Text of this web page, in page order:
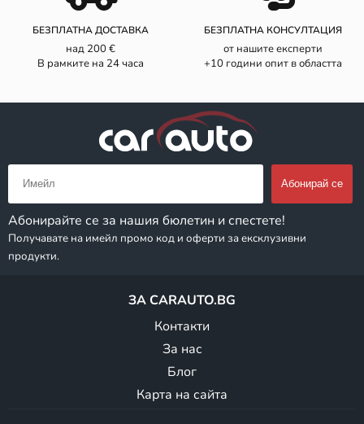
БЕЗПЛАТНА ДОСТАВКА
над 200 €
В рамките на 24 часа
БЕЗПЛАТНА КОНСУЛТАЦИЯ
от нашите експерти
+10 години опит в областта
Абонирайте се за нашия бюлетин и спестете!
Получавате на имейл промо код и оферти за ексклузивни
продукти.
ЗА CARAUTO.BG
Контакти
За нас
Блог
Карта на сайта